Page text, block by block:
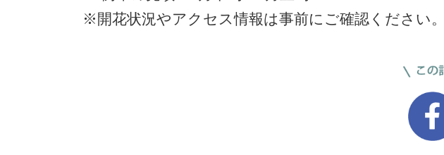
※開花状況やアクセス情報は事前にご確認ください。